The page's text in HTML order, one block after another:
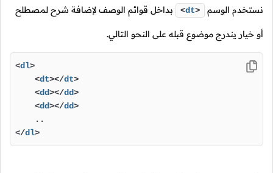
نستخدم الوسم <dt> بداخل قوائم الوصف لإضافة شرح لمصطلح
أو خيار يندرج موضوع قبله على النحو التالي.
<dl>
<dt></dt>
<dd></dd>
<dd></dd>
</dl>